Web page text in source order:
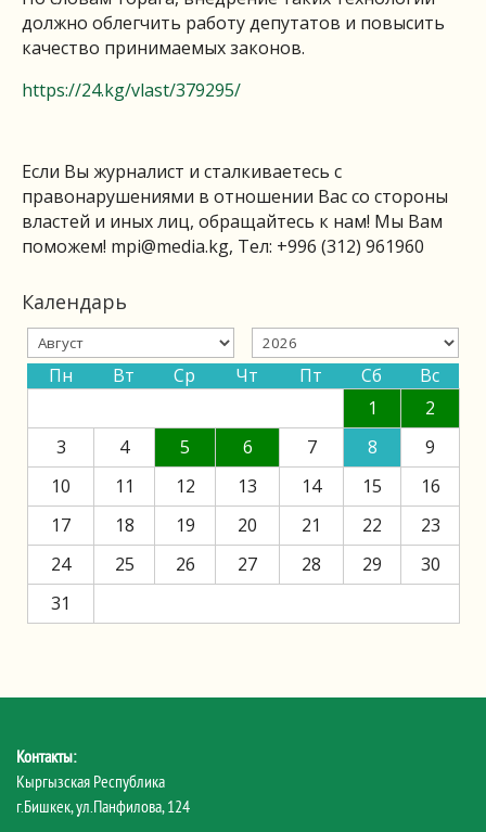
должно облегчить работу депутатов и повысить
качество принимаемых законов.
https://24.kg/vlast/379295/
Если Вы журналист и сталкиваетесь с
правонарушениями в отношении Вас со стороны
властей и иных лиц, обращайтесь к нам! Мы Вам
поможем! mpi@media.kg, Тел: +996 (312) 961960
Календарь
Пн Вт Ср Чт Пт Сб
Вс
1
2
3
4 5 6 7 8
9
10
11 12 13 14 15
16
17
18 19 20 21 22
23
24
25 26 27 28 29
30
31
Контакты:
Кыргызская Республика
г.Бишкек, ул.Панфилова, 124